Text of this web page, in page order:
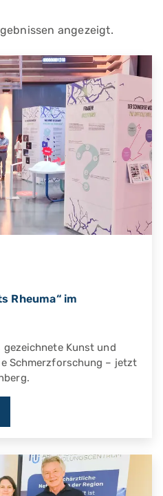
angezeigt.
Rheuma“ im
Kunst und
Schmerzforschung – jetzt